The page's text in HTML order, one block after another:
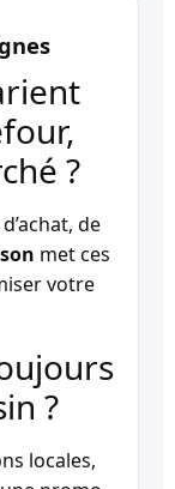
?
de
met ces
votre
?
locales,